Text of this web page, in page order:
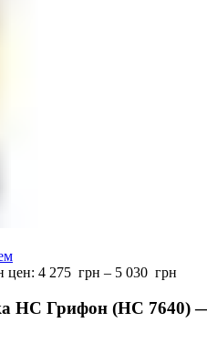
цен: 4 275 грн – 5 030 грн
НС Грифон (НС 7640)